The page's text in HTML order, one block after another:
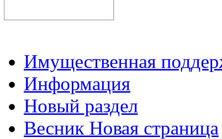
Имущественная
Информация
Новый раздел
Весник Новая страница